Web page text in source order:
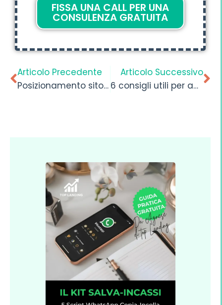
FISSA UNA CALL PER UNA
CONSULENZA GRATUITA
Articolo Precedente
Posizionamento sito web- Come farsi trovare?
Articolo Successivo
6 consigli utili per acquisire clienti su Local